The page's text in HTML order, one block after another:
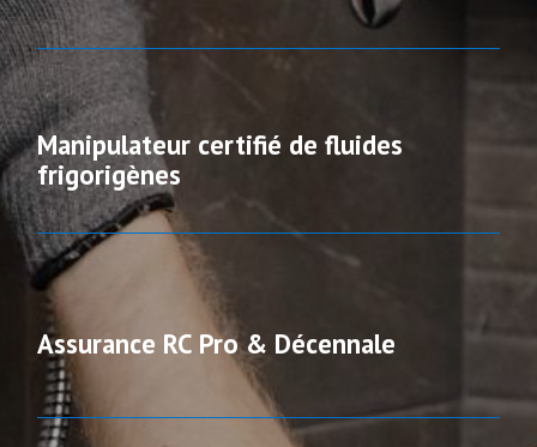
Manipulateur certifié de fluides
frigorigènes
Assurance RC Pro & Décennale